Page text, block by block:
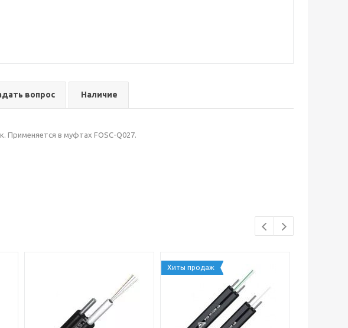
вопрос Наличие
Применяется в муфтах FOSC-Q027.
Хиты продаж